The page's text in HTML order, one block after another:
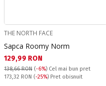
THE NORTH FACE
Sapca Roomy Norm
Текуща цена:
129,99 RON
138,66 RON (-6%) Cel mai bun pret
Pret obisnuit:
173,32 RON (-25%) Pret obisnuit